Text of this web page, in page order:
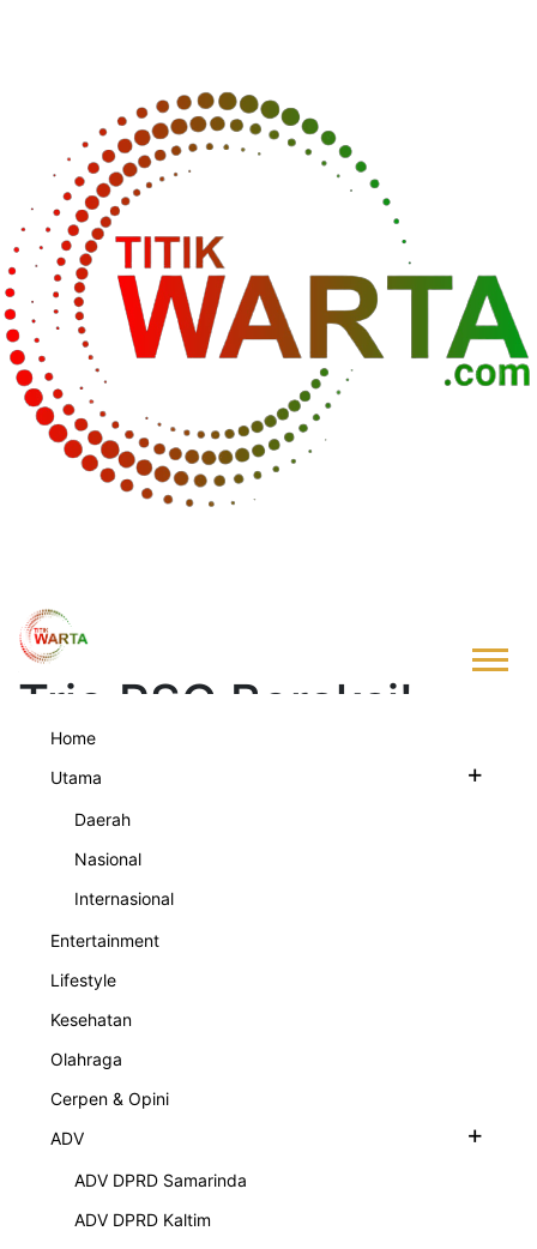
Home
Utama
+
Daerah
Nasional
Internasional
Entertainment
Lifestyle
Kesehatan
Olahraga
Cerpen & Opini
ADV
+
ADV DPRD Samarinda
ADV DPRD Kaltim
Trio PSG Beraksi!
Messi, Neymar,
Mbappe
Peragakan Serangan Mematikan
1019